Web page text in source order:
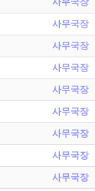
사무국장
사무국장
사무국장
사무국장
사무국장
사무국장
사무국장
사무국장